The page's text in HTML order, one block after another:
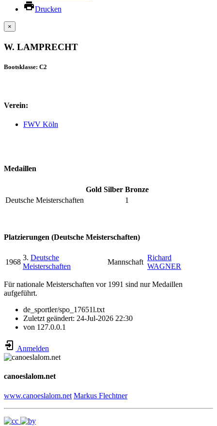
Drucken
×
W. LAMPRECHT
Bootsklasse: C2
Verein:
FWV Köln
Medaillen
Gold Silber Bronze
Deutsche Meisterschaften
1
Platzierungen (Deutsche Meisterschaften)
1968
3. Deutsche
Meisterschaften
Mannschaft
Richard
WAGNER
Für nationale Meisterschaften vor 1991 sind nur Medaillen
aufgeführt.
de_sportler/spo_17651l.txt
Zuletzt geändert: 24-Jul-2026 22:30
von 127.0.0.1
Anmelden
canoeslalom.net
www.canoeslalom.net Markus Flechtner